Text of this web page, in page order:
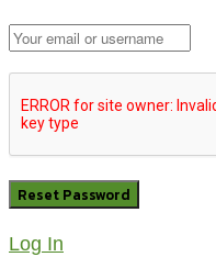
Log In